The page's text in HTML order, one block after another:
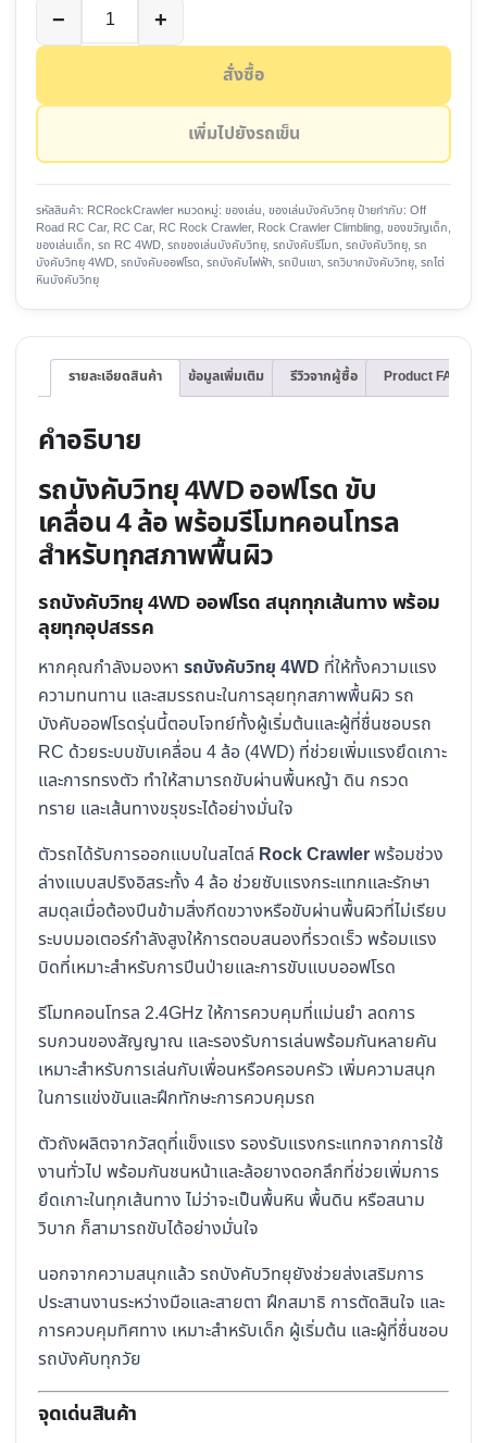
สั่งซื้อ
−
จำนวน
รถ
วิทยุ
ออฟ
โรด
ขับ
เคลื่อน
4
ล้อ
2.4GHz
ปีน
ป่าย
สภาพ
พื้น
ผิว
+
เพิ่มไปยังรถเข็น
รหัสสินค้า: RCRockCrawler หมวดหมู่: ของเล่น, ของเล่นบังคับวิทยุ ป้ายกำกับ: Off
Road RC Car, RC Car, RC Rock Crawler, Rock Crawler Climbling, ของขวัญเด็ก,
ของเล่นเด็ก, รถ RC 4WD, รถของเล่นบังคับวิทยุ, รถบังคับรีโมท, รถบังคับวิทยุ, รถ
บังคับวิทยุ 4WD, รถบังคับออฟโรด, รถบังคับไฟฟ้า, รถปีนเขา, รถวิบากบังคับวิทยุ, รถไต่
หินบังคับวิทยุ
รายละเอียดสินค้า ข้อมูลเพิ่มเติม รีวิวจากผู้ซื้อ Product FAQ
คำอธิบาย
รถบังคับวิทยุ 4WD ออฟโรด ขับ
เคลื่อน 4 ล้อ พร้อมรีโมทคอนโทรล
สำหรับทุกสภาพพื้นผิว
รถบังคับวิทยุ 4WD ออฟโรด สนุกทุกเส้นทาง พร้อม
ลุยทุกอุปสรรค
หากคุณกำลังมองหา รถบังคับวิทยุ 4WD ที่ให้ทั้งความแรง
ความทนทาน และสมรรถนะในการลุยทุกสภาพพื้นผิว รถ
บังคับออฟโรดรุ่นนี้ตอบโจทย์ทั้งผู้เริ่มต้นและผู้ที่ชื่นชอบรถ
RC ด้วยระบบขับเคลื่อน 4 ล้อ (4WD) ที่ช่วยเพิ่มแรงยึดเกาะ
และการทรงตัว ทำให้สามารถขับผ่านพื้นหญ้า ดิน กรวด
ทราย และเส้นทางขรุขระได้อย่างมั่นใจ
ตัวรถได้รับการออกแบบในสไตล์ Rock Crawlerพร้อมช่วง
ล่างแบบสปริงอิสระทั้ง 4 ล้อ ช่วยซับแรงกระแทกและรักษา
สมดุลเมื่อต้องปีนข้ามสิ่งกีดขวางหรือขับผ่านพื้นผิวที่ไม่เรียบ
ระบบมอเตอร์กำลังสูงให้การตอบสนองที่รวดเร็ว พร้อมแรง
บิดที่เหมาะสำหรับการปีนป่ายและการขับแบบออฟโรด
รีโมทคอนโทรล 2.4GHz ให้การควบคุมที่แม่นยำ ลดการ
รบกวนของสัญญาณ และรองรับการเล่นพร้อมกันหลายคัน
เหมาะสำหรับการเล่นกับเพื่อนหรือครอบครัว เพิ่มความสนุก
ในการแข่งขันและฝึกทักษะการควบคุมรถ
ตัวถังผลิตจากวัสดุที่แข็งแรง รองรับแรงกระแทกจากการใช้
งานทั่วไป พร้อมกันชนหน้าและล้อยางดอกลึกที่ช่วยเพิ่มการ
ยึดเกาะในทุกเส้นทาง ไม่ว่าจะเป็นพื้นหิน พื้นดิน หรือสนาม
วิบาก ก็สามารถขับได้อย่างมั่นใจ
นอกจากความสนุกแล้ว รถบังคับวิทยุยังช่วยส่งเสริมการ
ประสานงานระหว่างมือและสายตา ฝึกสมาธิ การตัดสินใจ และ
การควบคุมทิศทาง เหมาะสำหรับเด็ก ผู้เริ่มต้น และผู้ที่ชื่นชอบ
รถบังคับทุกวัย
จุดเด่นสินค้า